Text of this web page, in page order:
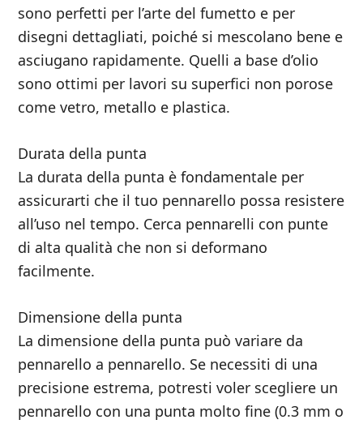
sono perfetti per l’arte del fumetto e per
disegni dettagliati, poiché si mescolano bene e
asciugano rapidamente. Quelli a base d’olio
sono ottimi per lavori su superfici non porose
come vetro, metallo e plastica.
Durata della punta
La durata della punta è fondamentale per
assicurarti che il tuo pennarello possa resistere
all’uso nel tempo. Cerca pennarelli con punte
di alta qualità che non si deformano
facilmente.
Dimensione della punta
La dimensione della punta può variare da
pennarello a pennarello. Se necessiti di una
precisione estrema, potresti voler scegliere un
pennarello con una punta molto fine (0.3 mm o